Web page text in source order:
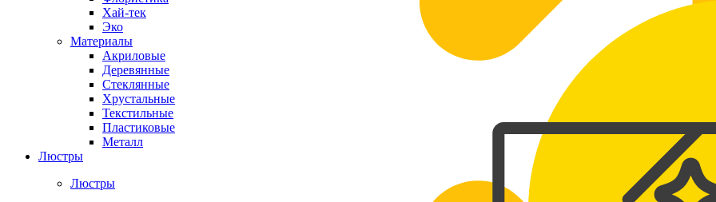
Хай-тек
Эко
Материалы
Акриловые
Деревянные
Стеклянные
Хрустальные
Текстильные
Пластиковые
Металл
Люстры
Люстры